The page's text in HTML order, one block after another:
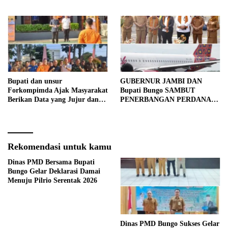
Bupati dan unsur
Forkompimda Ajak Masyarakat
Berikan Data yang Jujur dan
GUBERNUR JAMBI DAN
Bupati Bungo SAMBUT
PENERBANGAN PERDANA
Rekomendasi untuk kamu
Dinas PMD Bersama Bupati
Bungo Gelar Deklarasi Damai
Menuju Pilrio Serentak 2026
Dinas PMD Bungo Sukses Gelar